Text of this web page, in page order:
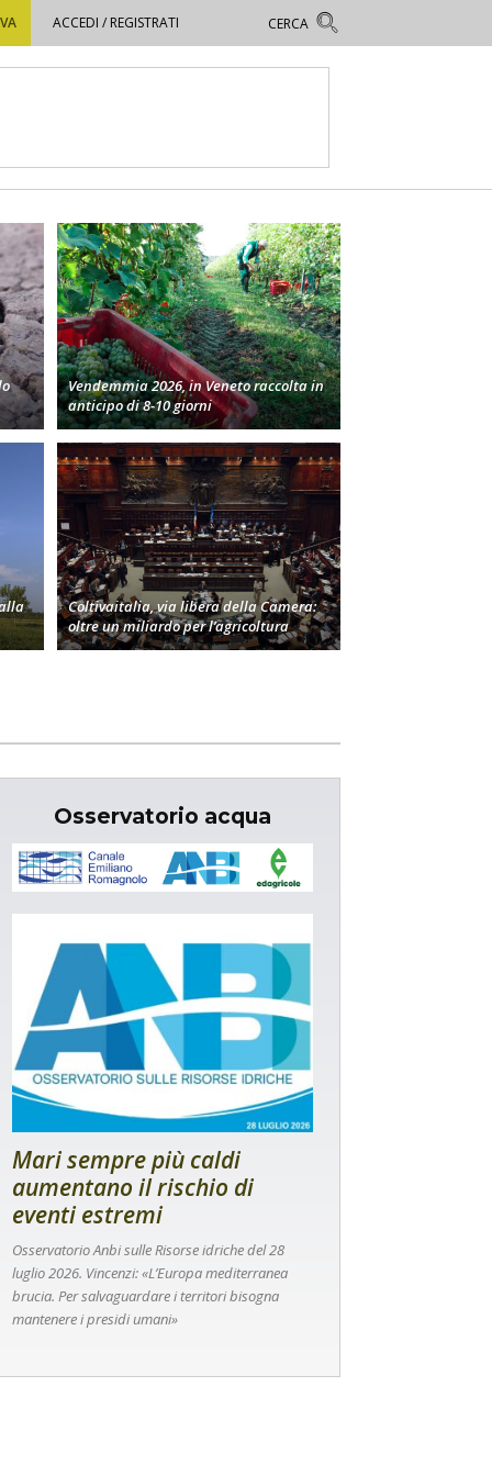
ACCEDI / REGISTRATI
Vendemmia 2026, in Veneto raccolta in
anticipo di 8-10 giorni
Coltivaitalia, via libera della Camera:
oltre un miliardo per l’agricoltura
Osservatorio acqua
Mari sempre più caldi
aumentano il rischio di
eventi estremi
Osservatorio Anbi sulle Risorse idriche del 28
luglio 2026. Vincenzi: «L’Europa mediterranea
brucia. Per salvaguardare i territori bisogna
mantenere i presidi umani»